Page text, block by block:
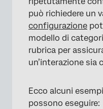
può richiedere un
configurazione
modello di
rubrica per
un’interazione sia
Ecco alcuni
possono eseguire: